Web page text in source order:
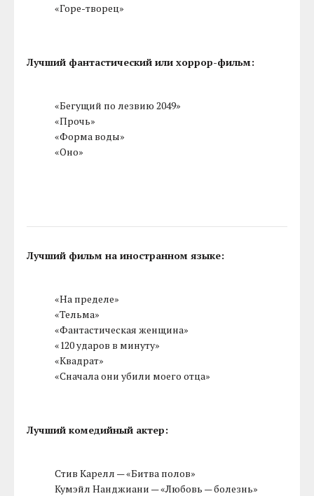
«Горе-творец»
Лучший фантастический или хоррор-фильм:
«Бегущий по лезвию 2049»
«Прочь»
«Форма воды»
«Оно»
Лучший фильм на иностранном языке:
«На пределе»
«Тельма»
«Фантастическая женщина»
«120 ударов в минуту»
«Квадрат»
«Сначала они убили моего отца»
Лучший комедийный актер:
Стив Карелл — «Битва полов»
Кумэйл Нанджиани — «Любовь — болезнь»